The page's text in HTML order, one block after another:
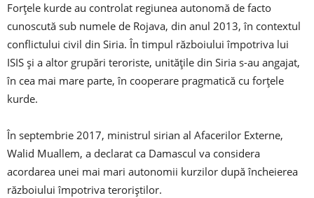
Forțele kurde au controlat regiunea autonomă de facto
cunoscută sub numele de Rojava, din anul 2013, în contextul
conflictului civil din Siria. În timpul războiului împotriva lui
ISIS și a altor grupări teroriste, unitățile din Siria s-au angajat,
în cea mai mare parte, în cooperare pragmatică cu forțele
kurde.
În septembrie 2017, ministrul sirian al Afacerilor Externe,
Walid Muallem, a declarat ca Damascul va considera
acordarea unei mai mari autonomii kurzilor după încheierea
războiului împotriva teroriștilor.